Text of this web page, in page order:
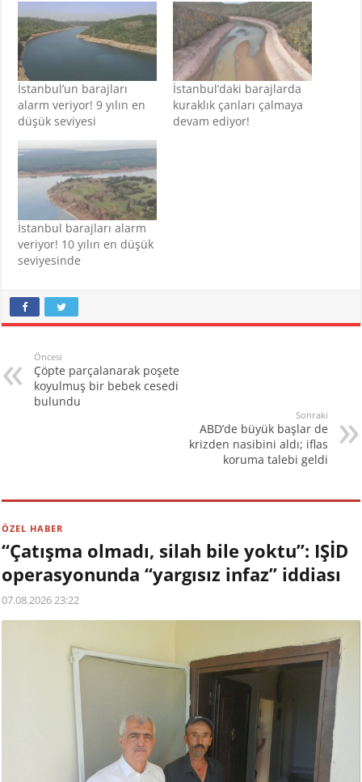
İstanbul’un barajları
alarm veriyor! 9 yılın en
düşük seviyesi
İstanbul’daki barajlarda
kuraklık çanları çalmaya
devam ediyor!
İstanbul barajları alarm
veriyor! 10 yılın en düşük
seviyesinde
Öncesi
Çöpte parçalanarak poşete
koyulmuş bir bebek cesedi
bulundu
Sonraki
ABD’de büyük başlar de
krizden nasibini aldı; iflas
koruma talebi geldi
ÖZEL HABER
“Çatışma olmadı, silah bile yoktu”: IŞİD
operasyonunda “yargısız infaz” iddiası
07.08.2026 23:22